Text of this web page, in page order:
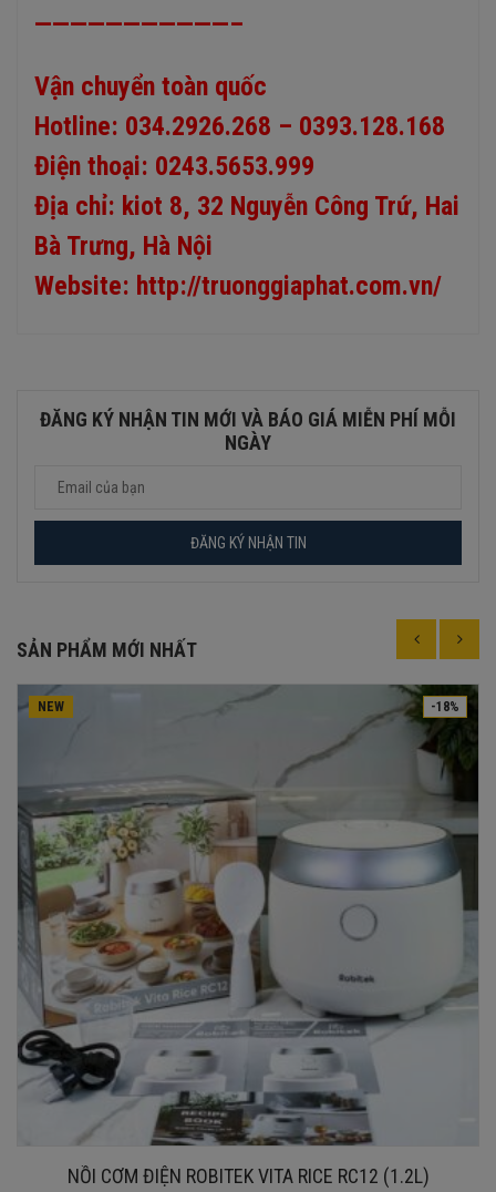
———————————–
Vận chuyển toàn quốc
Hotline: 034.2926.268 – 0393.128.168
Điện thoại: 0243.5653.999
Địa chỉ: kiot 8, 32 Nguyễn Công Trứ, Hai
Bà Trưng, Hà Nội
Website: http://truonggiaphat.com.vn/
ĐĂNG KÝ NHẬN TIN MỚI VÀ BÁO GIÁ MIỄN PHÍ MỖI
NGÀY
SẢN PHẨM MỚI NHẤT
-18%
NEW
NỒI CƠM ĐIỆN ROBITEK VITA RICE RC12 (1.2L)